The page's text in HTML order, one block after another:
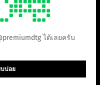
ได้เลยครับ
บ่อย